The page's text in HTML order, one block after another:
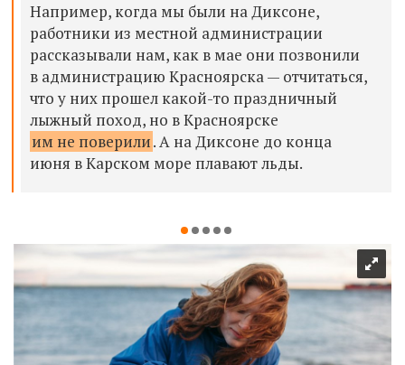
Например, когда мы были на Диксоне,
работники из местной администрации
рассказывали нам, как в мае они позвонили
в администрацию Красноярска — отчитаться,
что у них прошел какой-то праздничный
лыжный поход, но в Красноярске
им не поверили. А на Диксоне до конца
июня в Карском море плавают льды.